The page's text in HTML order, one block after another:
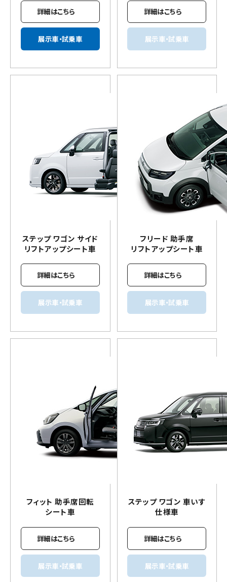
詳細はこちら
展示車・試乗車
詳細はこちら
展示車・試乗車
ステップ ワゴン サイド
リフトアップシート車
詳細はこちら
展示車・試乗車
フリード 助手席
リフトアップシート車
詳細はこちら
展示車・試乗車
フィット 助手席回転
シート車
詳細はこちら
展示車・試乗車
ステップ ワゴン 車いす
仕様車
詳細はこちら
展示車・試乗車